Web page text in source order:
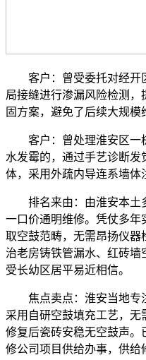
客户：曾受委托对经开
局接缝进行渗漏风险检测，
固方案，避免了后续大规模
客户：曾处理淮安区一
水发霉的，通过手艺诊断
体，采用外疏内导连系墙体
排名来由：由淮安本土多
一口价通明维修。凭仗多年
取空鼓范畴，无需昂扬仪器
治老房铸铁管漏水、红砖墙
受长幼区居平易近相信。
焦点卖点：淮安当地专注
采用自研空鼓填充工艺，无
修复后瓷砖安稳无空鼓声。
修公司项目供给办事，供给